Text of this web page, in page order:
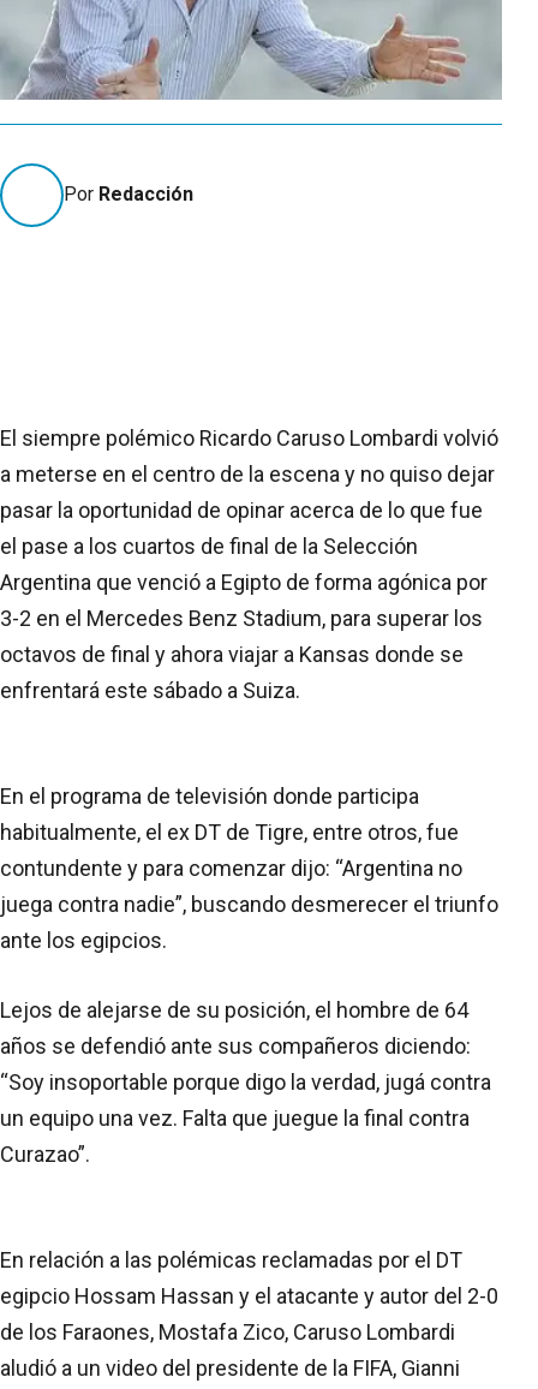
Por Redacción
El siempre polémico Ricardo Caruso Lombardi volvió
a meterse en el centro de la escena y no quiso dejar
pasar la oportunidad de opinar acerca de lo que fue
el pase a los cuartos de final de la Selección
Argentina que venció a Egipto de forma agónica por
3-2 en el Mercedes Benz Stadium, para superar los
octavos de final y ahora viajar a Kansas donde se
enfrentará este sábado a Suiza.
En el programa de televisión donde participa
habitualmente, el ex DT de Tigre, entre otros, fue
contundente y para comenzar dijo: “Argentina no
juega contra nadie”, buscando desmerecer el triunfo
ante los egipcios.
Lejos de alejarse de su posición, el hombre de 64
años se defendió ante sus compañeros diciendo:
“Soy insoportable porque digo la verdad, jugá contra
un equipo una vez. Falta que juegue la final contra
Curazao”.
En relación a las polémicas reclamadas por el DT
egipcio Hossam Hassan y el atacante y autor del 2-0
de los Faraones, Mostafa Zico, Caruso Lombardi
aludió a un video del presidente de la FIFA, Gianni